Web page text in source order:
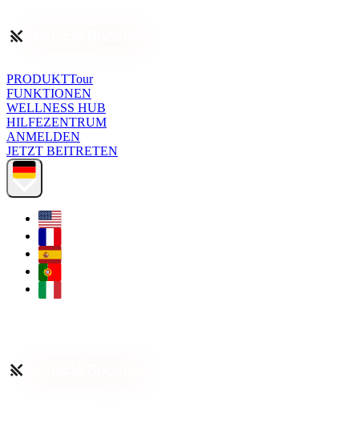
PRODUKTTour
FUNKTIONEN
WELLNESS HUB
HILFEZENTRUM
ANMELDEN
JETZT BEITRETEN